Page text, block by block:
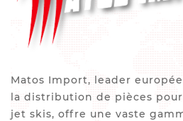
Matos Import, leader
la distribution de pièces
jet skis, offre une vaste